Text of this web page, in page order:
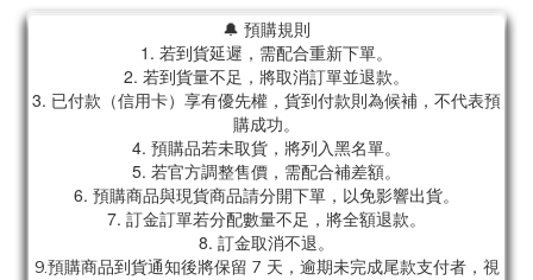
🔔 預購規則
1. 若到貨延遲，需配合重新下單。
2. 若到貨量不足，將取消訂單並退款。
3. 已付款（信用卡）享有優先權，貨到付款則為候補，不代表預
購成功。
4. 預購品若未取貨，將列入黑名單。
5. 若官方調整售價，需配合補差額。
6. 預購商品與現貨商品請分開下單，以免影響出貨。
7. 訂金訂單若分配數量不足，將全額退款。
8. 訂金取消不退。
9.預購商品到貨通知後將保留 7 天，逾期未完成尾款支付者，視